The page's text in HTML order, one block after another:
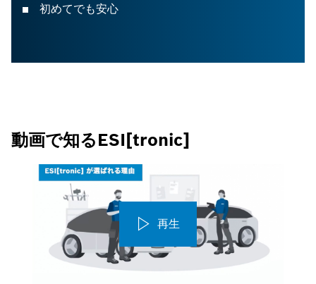
初めてでも安心
動画で知るESI[tronic]
再生